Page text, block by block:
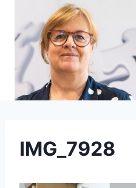
Inhalt
springen
IMG_7928